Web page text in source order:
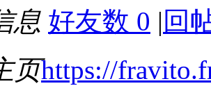
息 好友数 0 | 回
页https://